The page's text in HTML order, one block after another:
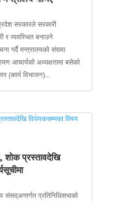
सरकारले सरकारी
र व्यवस्थित बनाउने
गर्दै मन्त्रालयको संख्या
आचार्यको अध्यक्षतामा बसेको
(कार्य विभाजन)...
शोक प्रस्तावदेखि
प्रतिनिधिसभाको